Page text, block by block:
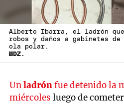
Alberto Ibarra, el ladrón
robos y daños a gabinetes
ola polar.
MDZ.
Unladrónfue detenido la
miércoles luego de